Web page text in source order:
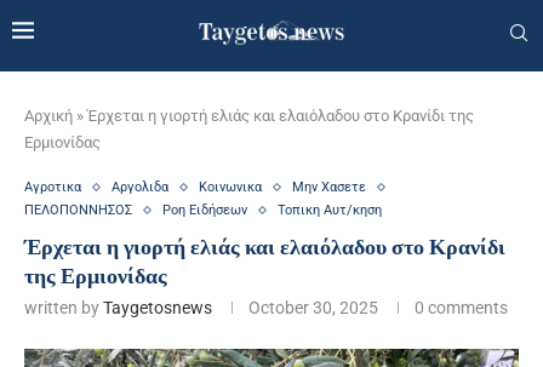
Αρχική »Έρχεται η γιορτή ελιάς και ελαιόλαδου στο Κρανίδι της
Ερμιονίδας
Αγροτικα Αργολιδα Κοινωνικα
Μην Χασετε
ΠΕΛΟΠΟΝΝΗΣΟΣ
Ροη Ειδήσεων Τοπικη Αυτ/κηση
Έρχεται η γιορτή ελιάς και ελαιόλαδου στο Κρανίδι
της Ερμιονίδας
written byTaygetosnews October 30, 2025 0 comments